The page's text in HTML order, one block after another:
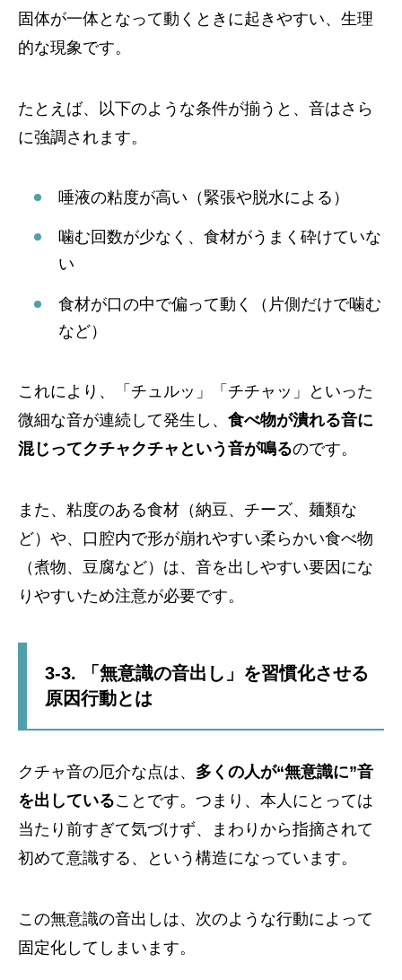
固体が一体となって動くときに起きやすい、生理
的な現象です。
たとえば、以下のような条件が揃うと、音はさら
に強調されます。
唾液の粘度が高い（緊張や脱水による）
噛む回数が少なく、食材がうまく砕けていな
い
食材が口の中で偏って動く（片側だけで噛む
など）
これにより、「チュルッ」「チチャッ」といった
微細な音が連続して発生し、 食べ物が潰れる音に
混じってクチャクチャという音が鳴るのです。
また、粘度のある食材（納豆、チーズ、麺類な
ど）や、口腔内で形が崩れやすい柔らかい食べ物
（煮物、豆腐など）は、音を出しやすい要因にな
りやすいため注意が必要です。
3-3. 「無意識の音出し」を習慣化させる
原因行動とは
クチャ音の厄介な点は、 多くの人が“無意識に”音
を出していることです。つまり、本人にとっては
当たり前すぎて気づけず、まわりから指摘されて
初めて意識する、という構造になっています。
この無意識の音出しは、次のような行動によって
固定化してしまいます。